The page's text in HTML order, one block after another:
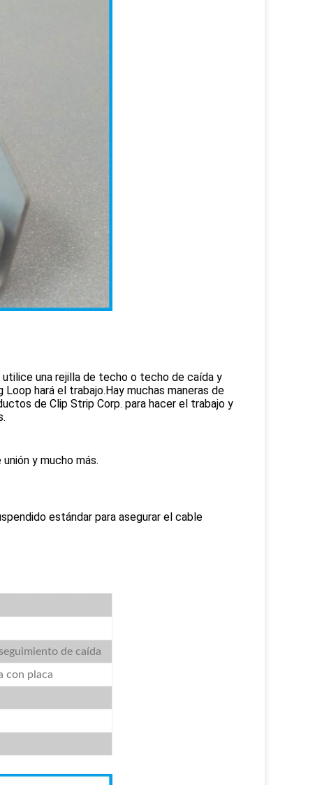
una rejilla de techo o techo de caída y
hará el trabajo.Hay muchas maneras de
de Clip Strip Corp. para hacer el trabajo y
y mucho más.
estándar para asegurar el cable
de caída
con placa